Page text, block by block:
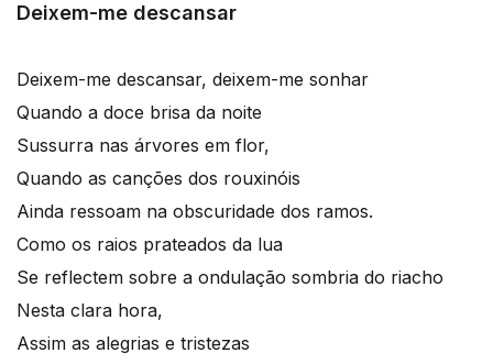
Deixem-me descansar
Deixem-me descansar, deixem-me sonhar
Quando a doce brisa da noite
Sussurra nas árvores em flor,
Quando as canções dos rouxinóis
Ainda ressoam na obscuridade dos ramos.
Como os raios prateados da lua
Se reflectem sobre a ondulação sombria do riacho
Nesta clara hora,
Assim as alegrias e tristezas